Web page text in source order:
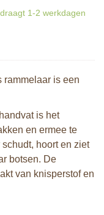
1-2 werkdagen
rammelaar is een
is het
en ermee te
hoort en ziet
botsen. De
van knisperstof en